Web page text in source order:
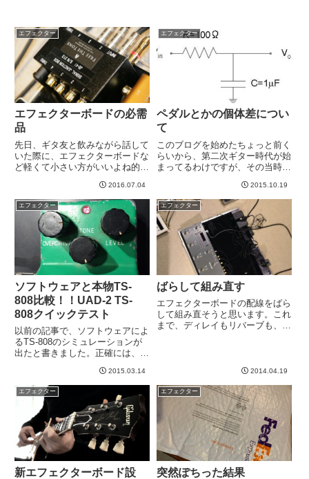
エフェクター
エフェクターボードの必需
品
先日、ギタ友と飲みながら話して
いた際に、エフェクターボードな
ど軽くて小さい方がいいよね的会
なのです。否定しません。私もか
つては、小ささと軽さを追い求め
たものです。。。しかし、一度、
思い切って馬鹿でかい＆馬鹿重
2016.07.04
エフェクター
ペダルとかの個体差につい
て
このブログを始めたちょっと前く
らいから、第二次ギター時代が始
まってるわけですが、その当時
くわかりませんでした。（今もそ
うですが）ほぼ見た目で判断して
る私。。。しかし、コメント頂い
たりスタジオご一緒させていただ
け...
2015.10.19
エフェクター
ソフトウェアと本物TS-
808比較！！UAD-2 TS-
808クイックテスト
以前の記事で、ソフトウェアによ
るTS-808のシミュレーションが
出たと書きました。正確には、
グインソフトです＾＾幸いなこと
に、本物ヴィンテージのTS-808
と３５周年記念のリイシューが手
元にあります。両方借...
2015.03.14
エフェクター
ばらして組み直す
エフェクターボードの配線をばら
して組み直そうと思います。これ
まで、ディレイもリバーブも、全
シーで試したらまあひどい。リバ
た...
2014.04.19
エフェクター
新エフェクターボード設
エフェクター
突然ぽちった結果